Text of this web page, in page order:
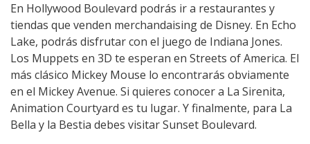
En Hollywood Boulevard podrás ir a restaurantes y
tiendas que venden merchandaising de Disney. En Echo
Lake, podrás disfrutar con el juego de Indiana Jones.
Los Muppets en 3D te esperan en Streets of America. El
más clásico Mickey Mouse lo encontrarás obviamente
en el Mickey Avenue. Si quieres conocer a La Sirenita,
Animation Courtyard es tu lugar. Y finalmente, para La
Bella y la Bestia debes visitar Sunset Boulevard.